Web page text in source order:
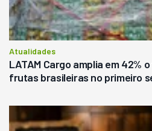
Atualidades
LATAM Cargo amplia em 42%
frutas brasileiras no primeiro